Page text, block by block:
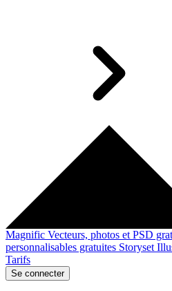
Magnific Vecteurs, photos et PSD
personnalisables gratuites Storyset
Tarifs
Se connecter